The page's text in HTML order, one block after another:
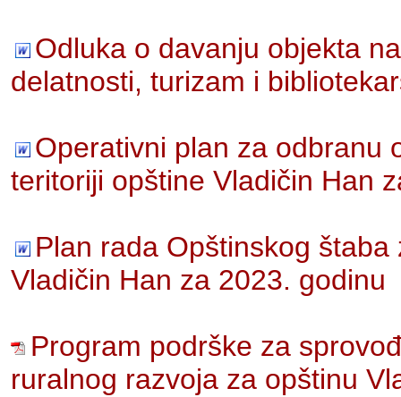
Odluka o davanju objekta
delatnosti, turizam i
Operativni plan za odbranu
teritoriji opštine Vladičin Han
Plan rada Opštinskog
Vladičin Han za 2023. godinu
Program podrške za
ruralnog razvoja za opštinu